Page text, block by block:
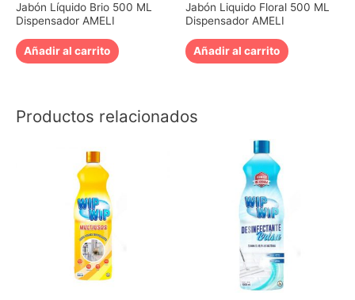
Jabón Líquido Brio 500 ML
Dispensador AMELI
Añadir al carrito
Jabón Liquido Floral 500 ML
Dispensador AMELI
Añadir al carrito
Productos relacionados